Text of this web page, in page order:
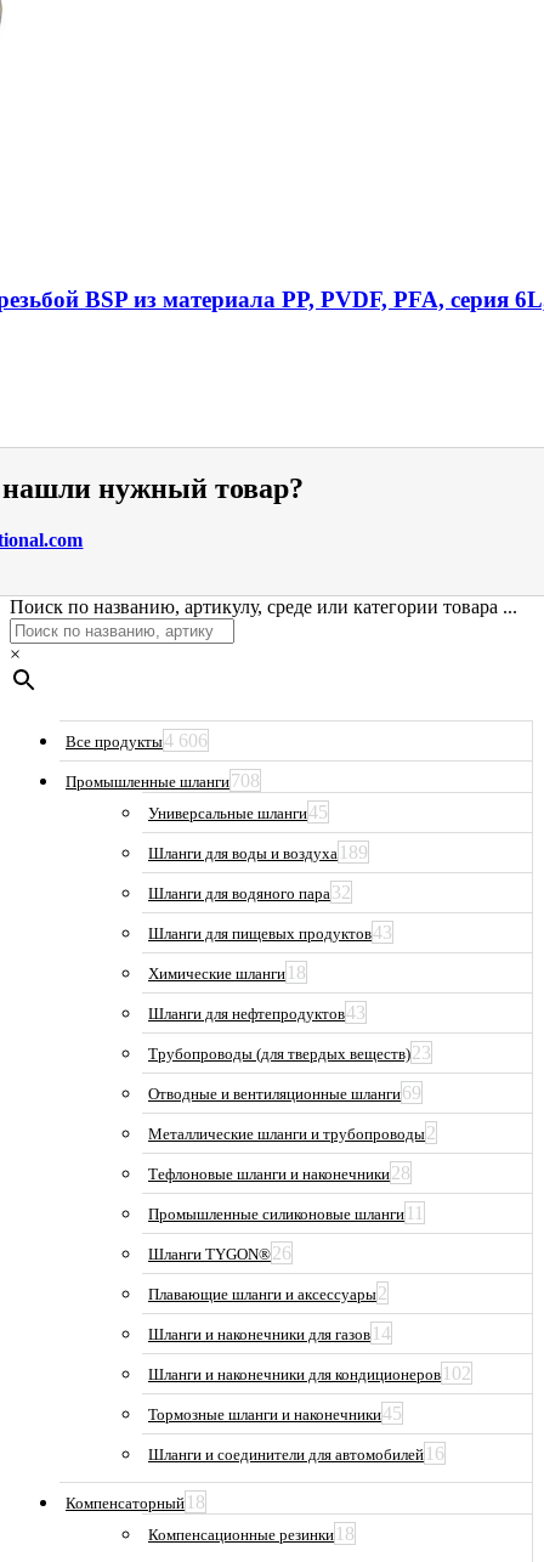
BSP из материала PP, PVDF, PFA, серия
нужный товар?
Поиск по названию, артикулу, среде или категории товара ...
×
Все продукты4 606
Промышленные шланги708
Универсальные шланги45
Шланги для воды и воздуха 189
Шланги для водяного пара32
Шланги для пищевых продуктов43
Химические шланги 18
Шланги для нефтепродуктов43
Трубопроводы (для твердых веществ)23
Отводные и вентиляционные шланги69
Металлические шланги и трубопроводы2
Тефлоновые шланги и наконечники28
Промышленные силиконовые шланги 11
Шланги TYGON®26
Плавающие шланги и аксессуары2
Шланги и наконечники для газов 14
Шланги и наконечники для кондиционеров 102
Тормозные шланги и наконечники45
Шланги и соединители для автомобилей 16
Компенсаторный 18
Компенсационные резинки 18